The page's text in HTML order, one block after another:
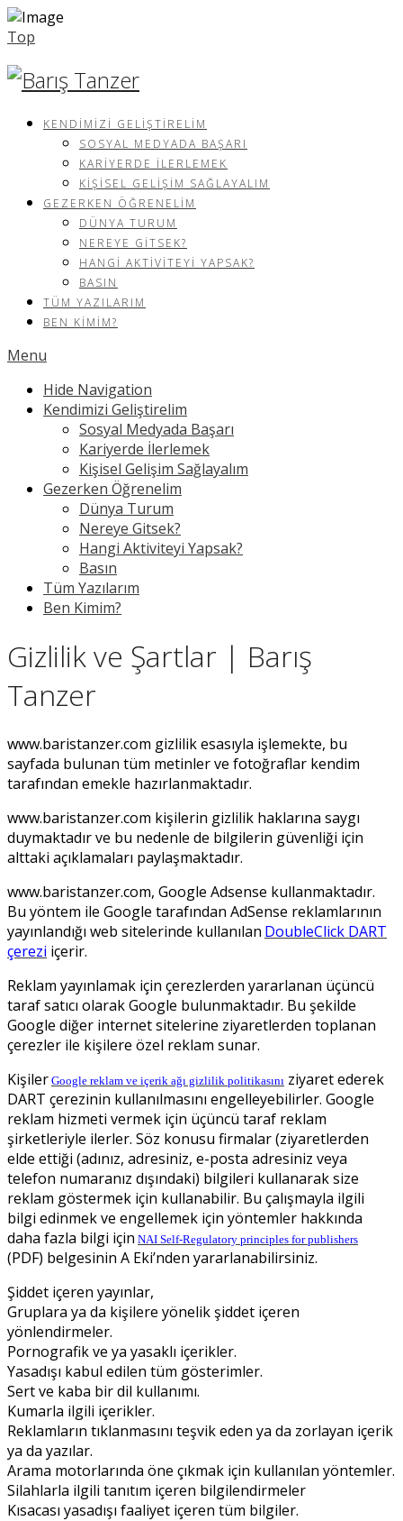
Top
KENDIMIZI GELIŞTIRELIM
SOSYAL MEDYADA BAŞARI
KARIYERDE İLERLEMEK
KIŞISEL GELIŞIM SAĞLAYALIM
GEZERKEN ÖĞRENELIM
DÜNYA TURUM
NEREYE GITSEK?
HANGI AKTIVITEYI YAPSAK?
BASIN
TÜM YAZILARIM
BEN KIMIM?
Menu
Hide Navigation
Kendimizi Geliştirelim
Sosyal Medyada Başarı
Kariyerde İlerlemek
Kişisel Gelişim Sağlayalım
Gezerken Öğrenelim
Dünya Turum
Nereye Gitsek?
Hangi Aktiviteyi Yapsak?
Basın
Tüm Yazılarım
Ben Kimim?
Gizlilik ve Şartlar | Barış
Tanzer
www.baristanzer.com gizlilik esasıyla işlemekte, bu
sayfada bulunan tüm metinler ve fotoğraflar kendim
tarafından emekle hazırlanmaktadır.
www.baristanzer.com kişilerin gizlilik haklarına saygı
duymaktadır ve bu nedenle de bilgilerin güvenliği için
alttaki açıklamaları paylaşmaktadır.
www.baristanzer.com, Google Adsense kullanmaktadır.
Bu yöntem ile Google tarafından AdSense reklamlarının
yayınlandığı web sitelerinde kullanılan DoubleClick DART
çerezi içerir.
Reklam yayınlamak için çerezlerden yararlanan üçüncü
taraf satıcı olarak Google bulunmaktadır. Bu şekilde
Google diğer internet sitelerine ziyaretlerden toplanan
çerezler ile kişilere özel reklam sunar.
Kişiler Google reklam ve içerik ağı gizlilik politikasını ziyaret ederek
DART çerezinin kullanılmasını engelleyebilirler. Google
reklam hizmeti vermek için üçüncü taraf reklam
şirketleriyle ilerler. Söz konusu firmalar (ziyaretlerden
elde ettiği (adınız, adresiniz, e-posta adresiniz veya
telefon numaranız dışındaki) bilgileri kullanarak size
reklam göstermek için kullanabilir. Bu çalışmayla ilgili
bilgi edinmek ve engellemek için yöntemler hakkında
daha fazla bilgi için NAI Self-Regulatory principles for publishers
(PDF) belgesinin A Eki’nden yararlanabilirsiniz.
Şiddet içeren yayınlar,
Gruplara ya da kişilere yönelik şiddet içeren
yönlendirmeler.
Pornografik ve ya yasaklı içerikler.
Yasadışı kabul edilen tüm gösterimler.
Sert ve kaba bir dil kullanımı.
Kumarla ilgili içerikler.
Reklamların tıklanmasını teşvik eden ya da zorlayan içerik
ya da yazılar.
Arama motorlarında öne çıkmak için kullanılan yöntemler.
Silahlarla ilgili tanıtım içeren bilgilendirmeler
Kısacası yasadışı faaliyet içeren tüm bilgiler.